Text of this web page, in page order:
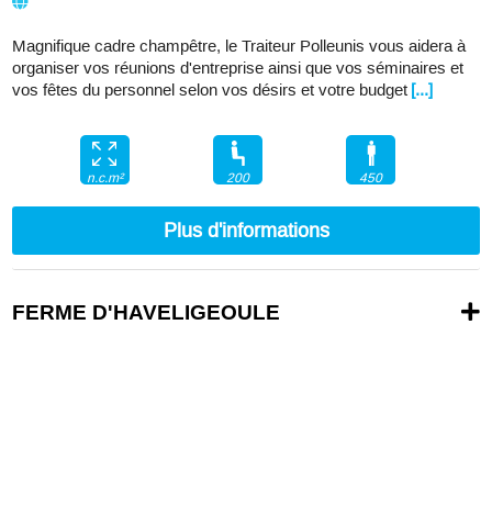
Magnifique cadre champêtre, le Traiteur Polleunis vous aidera à
organiser vos réunions d'entreprise ainsi que vos séminaires et
vos fêtes du personnel selon vos désirs et votre budget [...]
n.c.m² 200 450
Plus d'informations
FERME D'HAVELIGEOULE